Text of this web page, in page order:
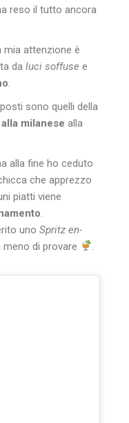
reso il tutto ancora
mia attenzione è
daluci soffuse e
sono quelli della
milanese alla
alla fine ho ceduto
che apprezzo
piatti viene
unoSpritz en-
meno di provare